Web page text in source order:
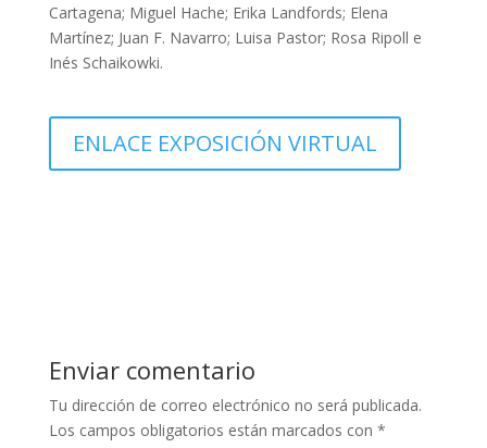
Cartagena; Miguel Hache; Erika Landfords; Elena
Martínez; Juan F. Navarro; Luisa Pastor; Rosa Ripoll e
Inés Schaikowki.
ENLACE EXPOSICIÓN VIRTUAL
Enviar comentario
Tu dirección de correo electrónico no será publicada.
Los campos obligatorios están marcados con *